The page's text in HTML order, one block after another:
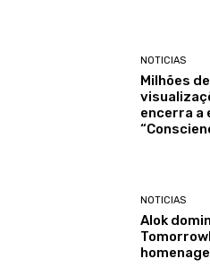
NOTICIAS
Milhões
encerra a
NOTICIAS
Alok